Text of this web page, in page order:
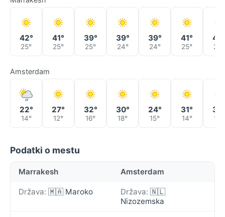
42°
25°
41°
25°
39°
25°
39°
24°
39°
24°
41°
25° 26°
Amsterdam
22°
14°
27°
12°
32°
16°
30°
18°
24°
15°
31°
14° 19°
Podatki o mestu
Marrakesh Amsterdam
Država: 🇲🇦 Maroko Država: 🇳🇱
Nizozemska